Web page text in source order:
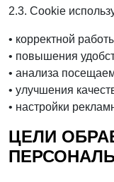
2.3. Cookie
• корректной
• повышения
• анализа
• улучшения
• настройки
ЦЕЛИ